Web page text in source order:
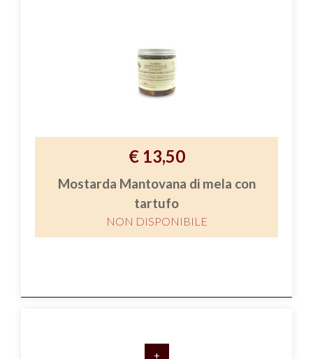
€ 13,50
Mostarda Mantovana di mela con
tartufo
NON DISPONIBILE
+